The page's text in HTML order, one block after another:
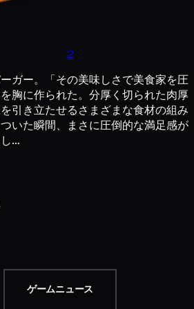
2
ガー。「その美味しさで美食家を圧
胸に作られた。分厚く切られた肉厚
引き立たせるさまざまな食材の組み
いた瞬間、まさに圧倒的な満足感が
…
ゲームニュース